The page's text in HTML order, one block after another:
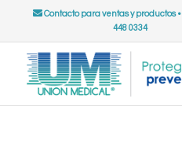
Contacto para ventas y productos•
448 0334